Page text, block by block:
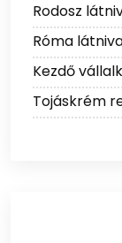
Rodosz
Róma
Kezdő
Tojáskrém